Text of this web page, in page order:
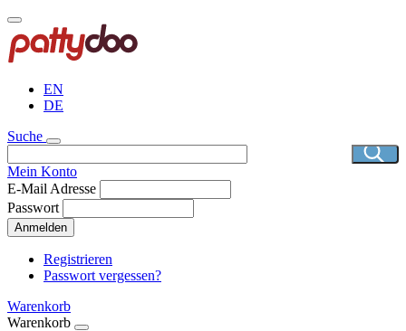
Direkt
zum
Inhalt
EN
DE
Suche
Mein Konto
E-Mail Adresse
Passwort
Anmelden
Registrieren
Passwort vergessen?
Warenkorb
Warenkorb